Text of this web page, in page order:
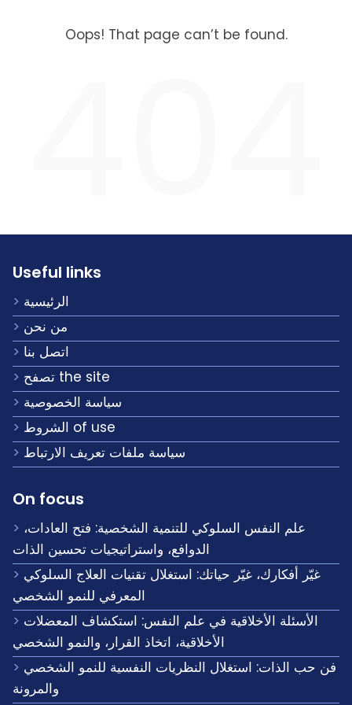
Oops! That page can’t be found.
Useful links
الرئيسية
من نحن
اتصل بنا
تصفح the site
سياسة الخصوصية
الشروط of use
سياسة ملفات تعريف الارتباط
On focus
علم النفس السلوكي للتنمية الشخصية: فتح العادات،
الدوافع، واستراتيجيات تحسين الذات
غيّر أفكارك، غيّر حياتك: استغلال تقنيات العلاج السلوكي
المعرفي للنمو الشخصي
الأسئلة الأخلاقية في علم النفس: استكشاف المعضلات
الأخلاقية، اتخاذ القرار، والنمو الشخصي
فن حب الذات: استغلال النظريات النفسية للنمو الشخصي
والمرونة